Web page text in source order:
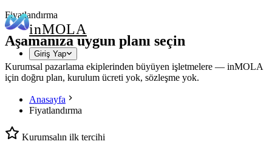
inMOLA
Giriş Yap
Fiyatlandırma
Aşamanıza uygun planı seçin
Kurumsal pazarlama ekiplerinden büyüyen işletmelere — inMOLA
için doğru plan, kurulum ücreti yok, sözleşme yok.
Anasayfa
Fiyatlandırma
Kurumsalın ilk tercihi